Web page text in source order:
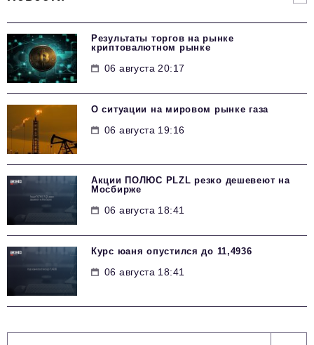
Результаты торгов на рынке
криптовалютном рынке
06 августа 20:17
О ситуации на мировом рынке газа
06 августа 19:16
Акции ПОЛЮС PLZL резко дешевеют на
Мосбирже
06 августа 18:41
Курс юаня опустился до 11,4936
06 августа 18:41